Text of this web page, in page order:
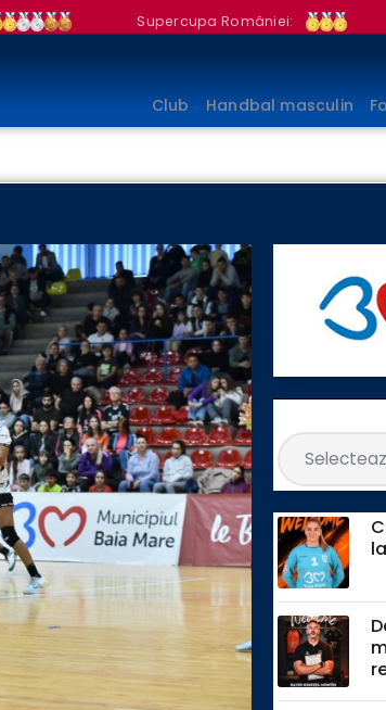
Supercupa României:
Club Handbal masculin